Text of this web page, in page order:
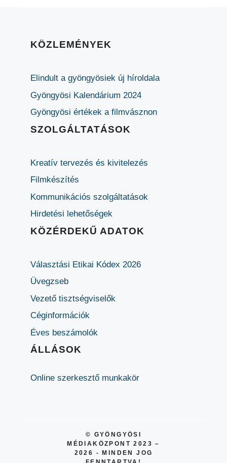
KÖZLEMÉNYEK
Elindult a gyöngyösiek új híroldala
Gyöngyösi Kalendárium 2024
Gyöngyösi értékek a filmvásznon
SZOLGÁLTATÁSOK
Kreatív tervezés és kivitelezés
Filmkészítés
Kommunikációs szolgáltatások
Hirdetési lehetőségek
KÖZÉRDEKŰ ADATOK
Választási Etikai Kódex 2026
Üvegzseb
Vezető tisztségviselők
Céginformációk
Éves beszámolók
ÁLLÁSOK
Online szerkesztő munkakör
© GYÖNGYÖSI
MÉDIAKÖZPONT 2023 –
2026 - MINDEN JOG